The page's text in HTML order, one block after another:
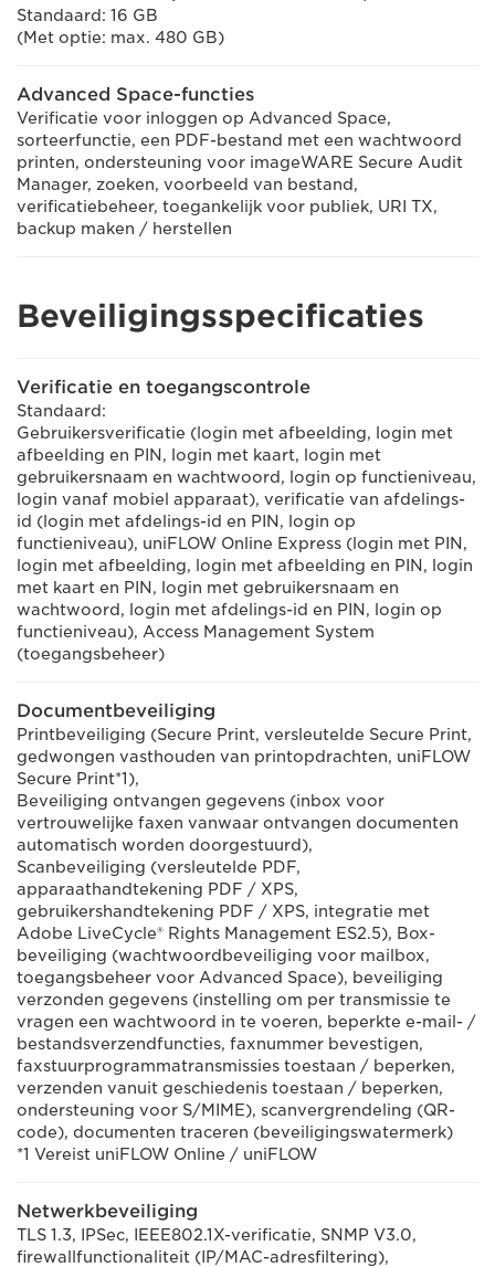
Standaard: 16 GB
(Met optie: max. 480 GB)
Advanced Space-functies
Verificatie voor inloggen op Advanced Space,
sorteerfunctie, een PDF-bestand met een wachtwoord
printen, ondersteuning voor imageWARE Secure Audit
Manager, zoeken, voorbeeld van bestand,
verificatiebeheer, toegankelijk voor publiek, URI TX,
backup maken / herstellen
Beveiligingsspecificaties
Verificatie en toegangscontrole
Standaard:
Gebruikersverificatie (login met afbeelding, login met
afbeelding en PIN, login met kaart, login met
gebruikersnaam en wachtwoord, login op functieniveau,
login vanaf mobiel apparaat), verificatie van afdelings-
id (login met afdelings-id en PIN, login op
functieniveau), uniFLOW Online Express (login met PIN,
login met afbeelding, login met afbeelding en PIN, login
met kaart en PIN, login met gebruikersnaam en
wachtwoord, login met afdelings-id en PIN, login op
functieniveau), Access Management System
(toegangsbeheer)
Documentbeveiliging
Printbeveiliging (Secure Print, versleutelde Secure Print,
gedwongen vasthouden van printopdrachten, uniFLOW
Secure Print*1),
Beveiliging ontvangen gegevens (inbox voor
vertrouwelijke faxen vanwaar ontvangen documenten
automatisch worden doorgestuurd),
Scanbeveiliging (versleutelde PDF,
apparaathandtekening PDF / XPS,
gebruikershandtekening PDF / XPS, integratie met
Adobe LiveCycle® Rights Management ES2.5), Box-
beveiliging (wachtwoordbeveiliging voor mailbox,
toegangsbeheer voor Advanced Space), beveiliging
verzonden gegevens (instelling om per transmissie te
vragen een wachtwoord in te voeren, beperkte e-mail- /
bestandsverzendfuncties, faxnummer bevestigen,
faxstuurprogrammatransmissies toestaan / beperken,
verzenden vanuit geschiedenis toestaan / beperken,
ondersteuning voor S/MIME), scanvergrendeling (QR-
code), documenten traceren (beveiligingswatermerk)
*1 Vereist uniFLOW Online / uniFLOW
Netwerkbeveiliging
TLS 1.3, IPSec, IEEE802.1X-verificatie, SNMP V3.0,
firewallfunctionaliteit (IP/MAC-adresfiltering),